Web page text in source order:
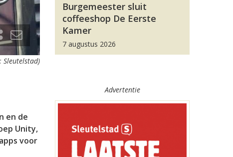
Sleutelstad)
en de
Unity,
voor
Burgemeester sluit
coffeeshop De Eerste
Kamer
7 augustus 2026
Advertentie